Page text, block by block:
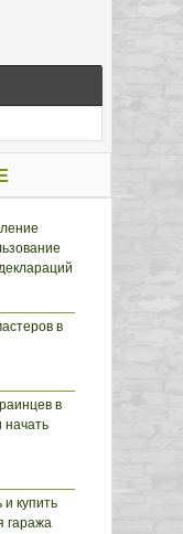
в
в
начать
и купить
гаража